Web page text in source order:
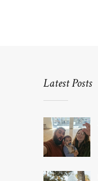
Latest Posts